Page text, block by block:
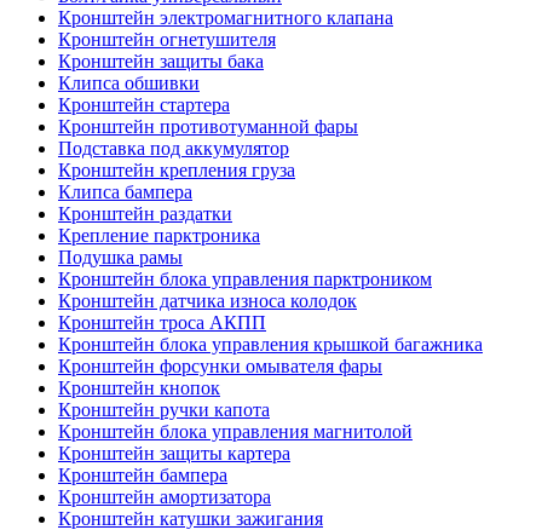
Кронштейн электромагнитного клапана
Кронштейн огнетушителя
Кронштейн защиты бака
Клипса обшивки
Кронштейн стартера
Кронштейн противотуманной фары
Подставка под аккумулятор
Кронштейн крепления груза
Клипса бампера
Кронштейн раздатки
Крепление парктроника
Подушка рамы
Кронштейн блока управления парктроником
Кронштейн датчика износа колодок
Кронштейн троса АКПП
Кронштейн блока управления крышкой багажника
Кронштейн форсунки омывателя фары
Кронштейн кнопок
Кронштейн ручки капота
Кронштейн блока управления магнитолой
Кронштейн защиты картера
Кронштейн бампера
Кронштейн амортизатора
Кронштейн катушки зажигания